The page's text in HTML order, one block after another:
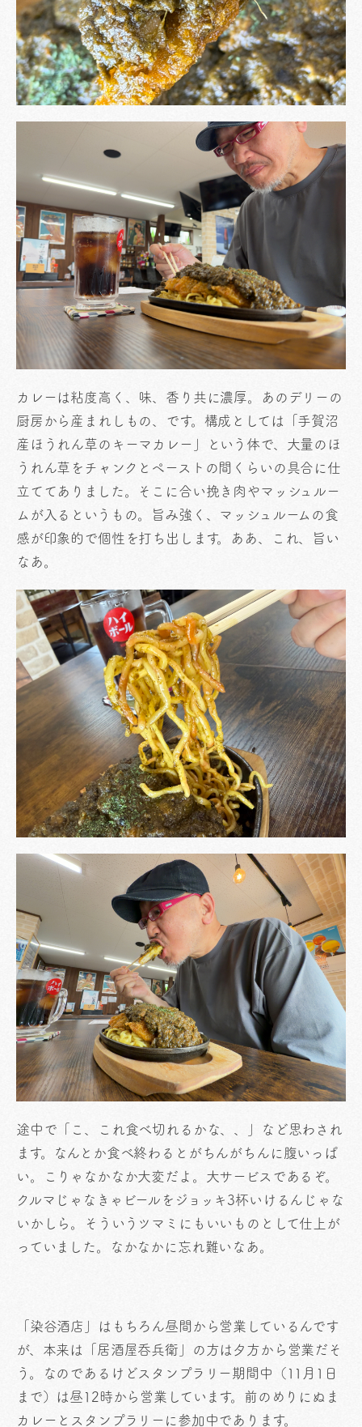
カレーは粘度高く、味、香り共に濃厚。あのデリーの
厨房から産まれしもの、です。構成としては「手賀沼
産ほうれん草のキーマカレー」という体で、大量のほ
うれん草をチャンクとペーストの間くらいの具合に仕
立ててありました。そこに合い挽き肉やマッシュルー
ムが入るというもの。旨み強く、マッシュルームの食
感が印象的で個性を打ち出します。ああ、これ、旨い
なあ。
途中で「こ、これ食べ切れるかな、、」など思わされ
ます。なんとか食べ終わるとがちんがちんに腹いっぱ
い。こりゃなかなか大変だよ。大サービスであるぞ。
クルマじゃなきゃビールをジョッキ3杯いけるんじゃな
いかしら。そういうツマミにもいいものとして仕上が
っていました。なかなかに忘れ難いなあ。
「染谷酒店」はもちろん昼間から営業しているんです
が、本来は「居酒屋呑兵衛」の方は夕方から営業だそ
う。なのであるけどスタンプラリー期間中（11月1日
まで）は昼12時から営業しています。前のめりにぬま
カレーとスタンプラリーに参加中であります。